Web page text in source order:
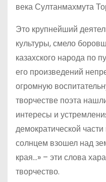
века Султанмахмута
Это крупнейший
культуры, смело
казахского народа по
его произведений
огромную
творчестве поэта
интересы и
демократической
солнцем взошел над
края…» – эти слова
творчество.